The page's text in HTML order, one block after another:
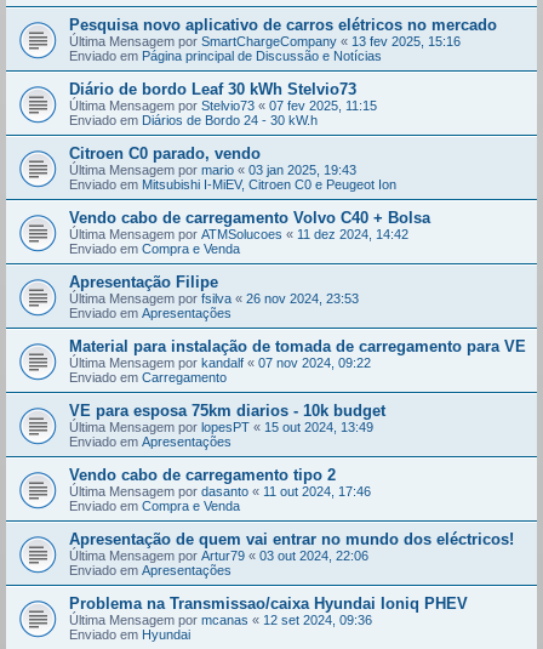
Pesquisa novo aplicativo de carros elétricos no mercado
Última Mensagem por SmartChargeCompany « 13 fev 2025, 15:16
Enviado em Página principal de Discussão e Notícias
Diário de bordo Leaf 30 kWh Stelvio73
Última Mensagem por Stelvio73 « 07 fev 2025, 11:15
Enviado em Diários de Bordo 24 - 30 kW.h
Citroen C0 parado, vendo
Última Mensagem por mario « 03 jan 2025, 19:43
Enviado em Mitsubishi I-MiEV, Citroen C0 e Peugeot Ion
Vendo cabo de carregamento Volvo C40 + Bolsa
Última Mensagem por ATMSolucoes « 11 dez 2024, 14:42
Enviado em Compra e Venda
Apresentação Filipe
Última Mensagem por fsilva « 26 nov 2024, 23:53
Enviado em Apresentações
Material para instalação de tomada de carregamento para VE
Última Mensagem por kandalf « 07 nov 2024, 09:22
Enviado em Carregamento
VE para esposa 75km diarios - 10k budget
Última Mensagem por lopesPT « 15 out 2024, 13:49
Enviado em Apresentações
Vendo cabo de carregamento tipo 2
Última Mensagem por dasanto « 11 out 2024, 17:46
Enviado em Compra e Venda
Apresentação de quem vai entrar no mundo dos eléctricos!
Última Mensagem por Artur79 « 03 out 2024, 22:06
Enviado em Apresentações
Problema na Transmissao/caixa Hyundai Ioniq PHEV
Última Mensagem por mcanas « 12 set 2024, 09:36
Enviado em Hyundai